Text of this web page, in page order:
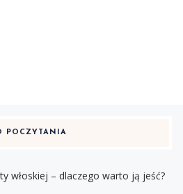
POCZYTANIA
włoskiej – dlaczego warto ją jeść?